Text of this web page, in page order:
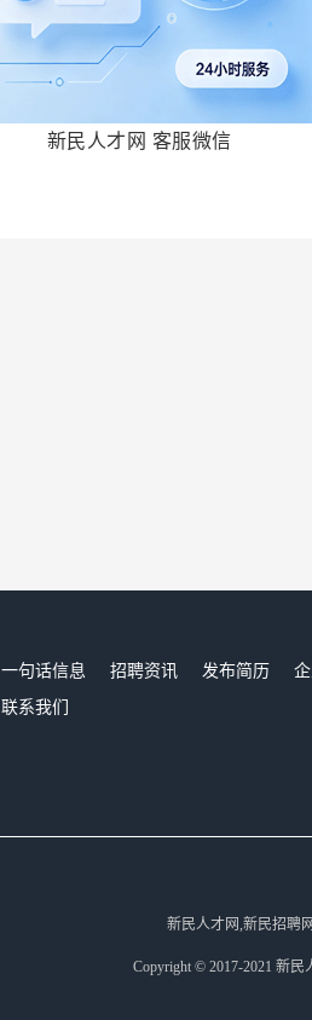
新民人才网 客服微信
一句话信息 招聘资讯 发布简历
联系我们
新民人才网,新民招聘
Copyright © 2017-2021 新民